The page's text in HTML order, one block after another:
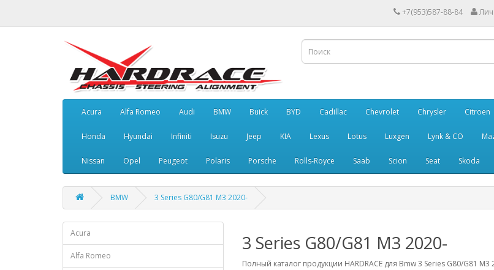
+7(953)587-88-84
Acura Alfa Romeo Audi BMW Buick BYD Cadillac Chevrolet Chrysler Citroen
Honda Hyundai Infiniti Isuzu Jeep KIA Lexus Lotus Luxgen Lynk & CO
Nissan Opel Peugeot Polaris Porsche Rolls-Royce Saab Scion Seat Skoda
BMW 3 Series G80/G81 M3 2020-
Acura
Alfa Romeo
3 Series G80/G81 M3 2020-
Полный каталог продукции HARDRACE для Bmw 3 Series G80/G81